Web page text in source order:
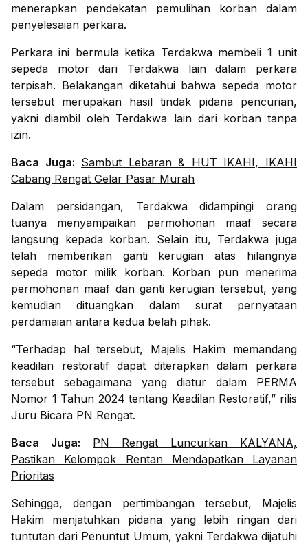
menerapkan pendekatan pemulihan korban dalam
penyelesaian perkara.
Perkara ini bermula ketika Terdakwa membeli 1 unit
sepeda motor dari Terdakwa lain dalam perkara
terpisah. Belakangan diketahui bahwa sepeda motor
tersebut merupakan hasil tindak pidana pencurian,
yakni diambil oleh Terdakwa lain dari korban tanpa
izin.
Baca Juga: Sambut Lebaran & HUT IKAHI, IKAHI
Cabang Rengat Gelar Pasar Murah
Dalam persidangan, Terdakwa didampingi orang
tuanya menyampaikan permohonan maaf secara
langsung kepada korban. Selain itu, Terdakwa juga
telah memberikan ganti kerugian atas hilangnya
sepeda motor milik korban. Korban pun menerima
permohonan maaf dan ganti kerugian tersebut, yang
kemudian dituangkan dalam surat pernyataan
perdamaian antara kedua belah pihak.
“Terhadap hal tersebut, Majelis Hakim memandang
keadilan restoratif dapat diterapkan dalam perkara
tersebut sebagaimana yang diatur dalam PERMA
Nomor 1 Tahun 2024 tentang Keadilan Restoratif,” rilis
Juru Bicara PN Rengat.
Baca Juga:
PN Rengat Luncurkan KALYANA,
Pastikan Kelompok Rentan Mendapatkan Layanan
Prioritas
Sehingga, dengan pertimbangan tersebut, Majelis
Hakim menjatuhkan pidana yang lebih ringan dari
tuntutan dari Penuntut Umum, yakni Terdakwa dijatuhi